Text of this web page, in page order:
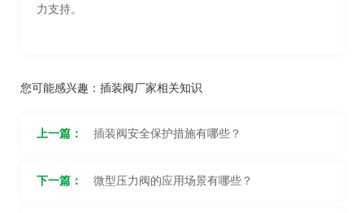
力支持。
您可能感兴趣： 插装阀厂家相关知识
上一篇： 插装阀安全保护措施有哪些？
下一篇： 微型压力阀的应用场景有哪些？